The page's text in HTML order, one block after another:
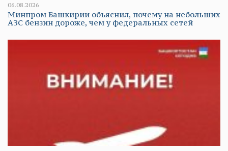
06.08.2026
Минпром Башкирии объяснил, почему на небольших
АЗС бензин дороже, чем у федеральных сетей